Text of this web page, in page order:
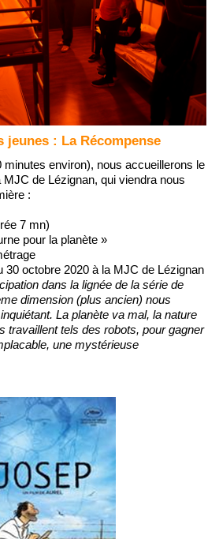
jeunes : La Récompense
de Lézignan, qui viendra nous
:
7 mn)
pour la planète »
30 octobre 2020 à la MJC de Lézignan
dans la lignée de la série de
dimension (plus ancien) nous
La planète va mal, la nature
travaillent tels des robots, pour gagner
une mystérieuse